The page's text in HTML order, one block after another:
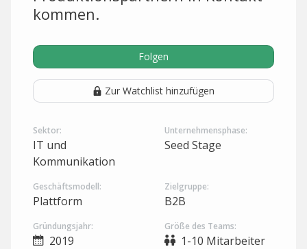
kommen.
Folgen
Zur Watchlist hinzufügen
Sektor:
IT und
Kommunikation
Unternehmensphase:
Seed Stage
Geschäftsmodell:
Plattform
Zielgruppe:
B2B
Gründungsjahr:
2019
Größe des Teams:
1-10 Mitarbeiter